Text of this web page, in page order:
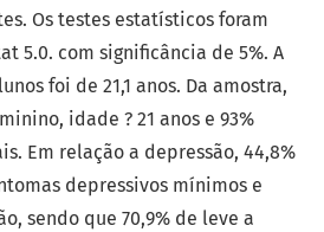
Os testes estatísticos foram
5.0. com significância de 5%. A
foi de 21,1 anos. Da amostra,
idade ? 21 anos e 93%
Em relação a depressão, 44,8%
depressivos mínimos e
sendo que 70,9% de leve a